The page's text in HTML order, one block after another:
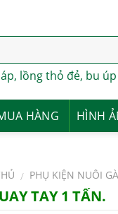
lồng thỏ đẻ, bu
HÀNG HÌNH
/ PHỤ KIỆN NUÔI GÀ
TAY 1 TẤN.